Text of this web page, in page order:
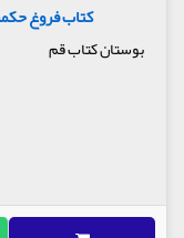
کتاب فروغ
بوستان کتاب قم